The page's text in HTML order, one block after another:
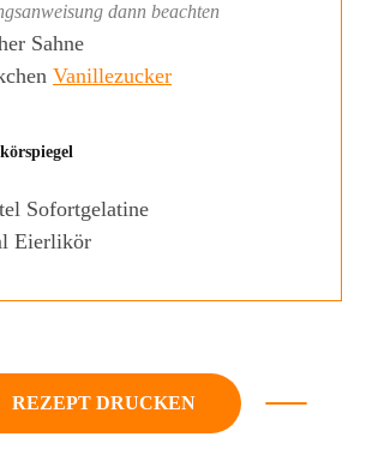
dann beachten
Sahne
Vanillezucker
Sofortgelatine
Eierlikör
REZEPT DRUCKEN